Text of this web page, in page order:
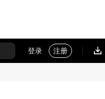
登录 注册